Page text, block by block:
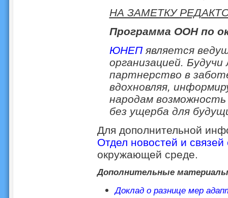
НА ЗАМЕТКУ
Программа ООН по
ЮНЕП является
организацией.
партнерство в
вдохновляя,
народам
без ущерба для
Для дополнительной
Отдел новостей и
окружающей среде.
Дополнительные материалы
Доклад о разнице мер